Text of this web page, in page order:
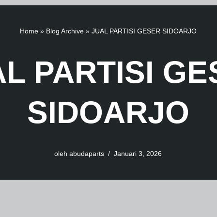
Home» Blog Archive» JUAL PARTISI GESER SIDOARJO
PARTISI
SIDOARJO
oleh abudaparts Januari 3, 2026